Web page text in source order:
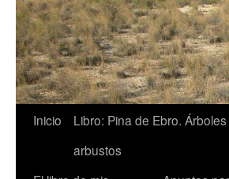
Saltar
Inicio
Libro: Pina de Ebro.
arbustos